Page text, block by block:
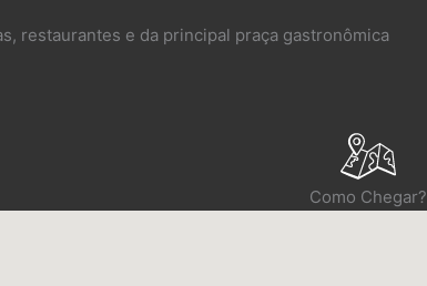
restaurantes e da principal praça gastronômica
Como Chegar?